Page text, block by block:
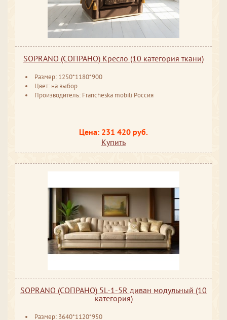
SOPRANO (СОПРАНО) Кресло (10 категория ткани)
Размер: 1250*1180*900
Цвет: на выбор
Производитель: Francheska mobili Россия
Цена: 231 420 руб.
Купить
SOPRANO (СОПРАНО) 5L-1-5R диван модульный (10
категория)
Размер: 3640*1120*950